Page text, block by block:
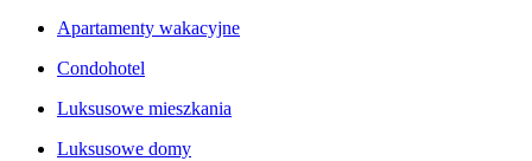
Apartamenty wakacyjne
Condohotel
Luksusowe mieszkania
Luksusowe domy